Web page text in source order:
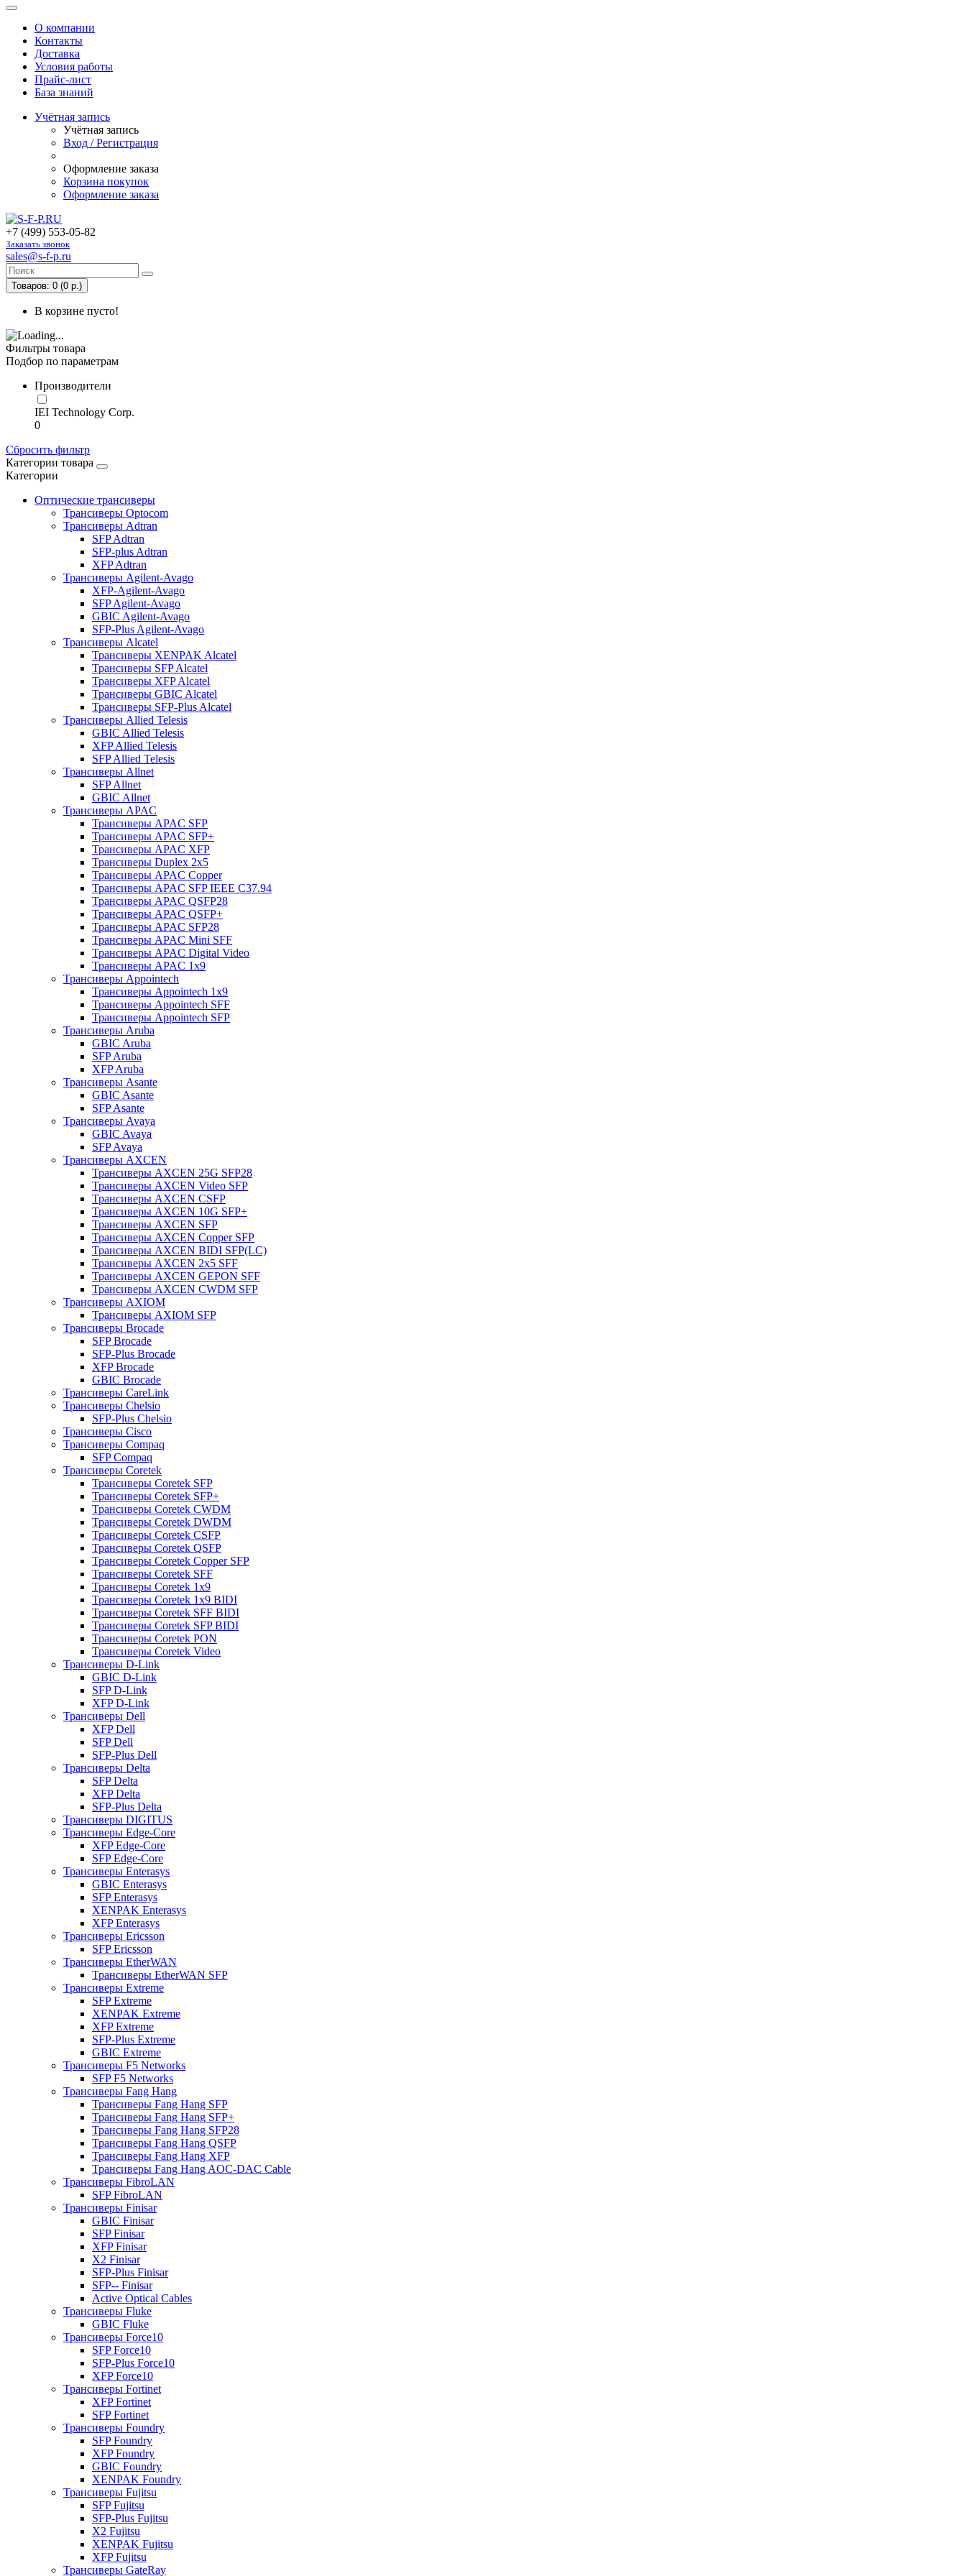
О компании
Контакты
Доставка
Условия работы
Прайс-лист
База знаний
Учётная запись
Учётная запись
Вход / Регистрация
Оформление заказа
Корзина покупок
Оформление заказа
+7 (499) 553-05-82
Заказать звонок
sales@s-f-p.ru
Товаров: 0 (0 р.)
В корзине пусто!
Фильтры товара
Подбор по параметрам
Производители
IEI Technology Corp.
0
Сбросить фильтр
Категории товара
Категории
Оптические трансиверы
Трансиверы Optocom
Трансиверы Adtran
SFP Adtran
SFP-plus Adtran
XFP Adtran
Трансиверы Agilent-Avago
XFP-Agilent-Avago
SFP Agilent-Avago
GBIC Agilent-Avago
SFP-Plus Agilent-Avago
Трансиверы Alcatel
Трансиверы XENPAK Alcatel
Трансиверы SFP Alcatel
Трансиверы XFP Alcatel
Трансиверы GBIC Alcatel
Трансиверы SFP-Plus Alcatel
Трансиверы Allied Telesis
GBIC Allied Telesis
XFP Allied Telesis
SFP Allied Telesis
Трансиверы Allnet
SFP Allnet
GBIC Allnet
Трансиверы APAC
Трансиверы APAC SFP
Трансиверы APAC SFP+
Трансиверы APAC XFP
Трансиверы Duplex 2x5
Трансиверы APAC Copper
Трансиверы APAC SFP IEEE C37.94
Трансиверы APAC QSFP28
Трансиверы APAC QSFP+
Трансиверы APAC SFP28
Трансиверы APAC Mini SFF
Трансиверы APAC Digital Video
Трансиверы APAC 1x9
Трансиверы Appointech
Трансиверы Appointech 1x9
Трансиверы Appointech SFF
Трансиверы Appointech SFP
Трансиверы Aruba
GBIC Aruba
SFP Aruba
XFP Aruba
Трансиверы Asante
GBIC Asante
SFP Asante
Трансиверы Avaya
GBIC Avaya
SFP Avaya
Трансиверы AXCEN
Трансиверы AXCEN 25G SFP28
Трансиверы AXCEN Video SFP
Трансиверы AXCEN CSFP
Трансиверы AXCEN 10G SFP+
Трансиверы AXCEN SFP
Трансиверы AXCEN Copper SFP
Трансиверы AXCEN BIDI SFP(LC)
Трансиверы AXCEN 2x5 SFF
Трансиверы AXCEN GEPON SFF
Трансиверы AXCEN CWDM SFP
Трансиверы AXIOM
Трансиверы AXIOM SFP
Трансиверы Brocade
SFP Brocade
SFP-Plus Brocade
XFP Brocade
GBIC Brocade
Трансиверы CareLink
Трансиверы Chelsio
SFP-Plus Chelsio
Трансиверы Cisco
Трансиверы Compaq
SFP Compaq
Трансиверы Coretek
Трансиверы Coretek SFP
Трансиверы Coretek SFP+
Трансиверы Coretek CWDM
Трансиверы Coretek DWDM
Трансиверы Coretek CSFP
Трансиверы Coretek QSFP
Трансиверы Coretek Copper SFP
Трансиверы Coretek SFF
Трансиверы Coretek 1x9
Трансиверы Coretek 1x9 BIDI
Трансиверы Coretek SFF BIDI
Трансиверы Coretek SFP BIDI
Трансиверы Coretek PON
Трансиверы Coretek Video
Трансиверы D-Link
GBIC D-Link
SFP D-Link
XFP D-Link
Трансиверы Dell
XFP Dell
SFP Dell
SFP-Plus Dell
Трансиверы Delta
SFP Delta
XFP Delta
SFP-Plus Delta
Трансиверы DIGITUS
Трансиверы Edge-Core
XFP Edge-Core
SFP Edge-Core
Трансиверы Enterasys
GBIC Enterasys
SFP Enterasys
XENPAK Enterasys
XFP Enterasys
Трансиверы Ericsson
SFP Ericsson
Трансиверы EtherWAN
Трансиверы EtherWAN SFP
Трансиверы Extreme
SFP Extreme
XENPAK Extreme
XFP Extreme
SFP-Plus Extreme
GBIC Extreme
Трансиверы F5 Networks
SFP F5 Networks
Трансиверы Fang Hang
Трансиверы Fang Hang SFP
Трансиверы Fang Hang SFP+
Трансиверы Fang Hang SFP28
Трансиверы Fang Hang QSFP
Трансиверы Fang Hang XFP
Трансиверы Fang Hang AOC-DAC Cable
Трансиверы FibroLAN
SFP FibroLAN
Трансиверы Finisar
GBIC Finisar
SFP Finisar
XFP Finisar
X2 Finisar
SFP-Plus Finisar
SFP-- Finisar
Active Optical Cables
Трансиверы Fluke
GBIC Fluke
Трансиверы Force10
SFP Force10
SFP-Plus Force10
XFP Force10
Трансиверы Fortinet
XFP Fortinet
SFP Fortinet
Трансиверы Foundry
SFP Foundry
XFP Foundry
GBIC Foundry
XENPAK Foundry
Трансиверы Fujitsu
SFP Fujitsu
SFP-Plus Fujitsu
X2 Fujitsu
XENPAK Fujitsu
XFP Fujitsu
Трансиверы GateRay